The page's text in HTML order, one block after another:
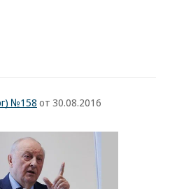
№158 от 30.08.2016